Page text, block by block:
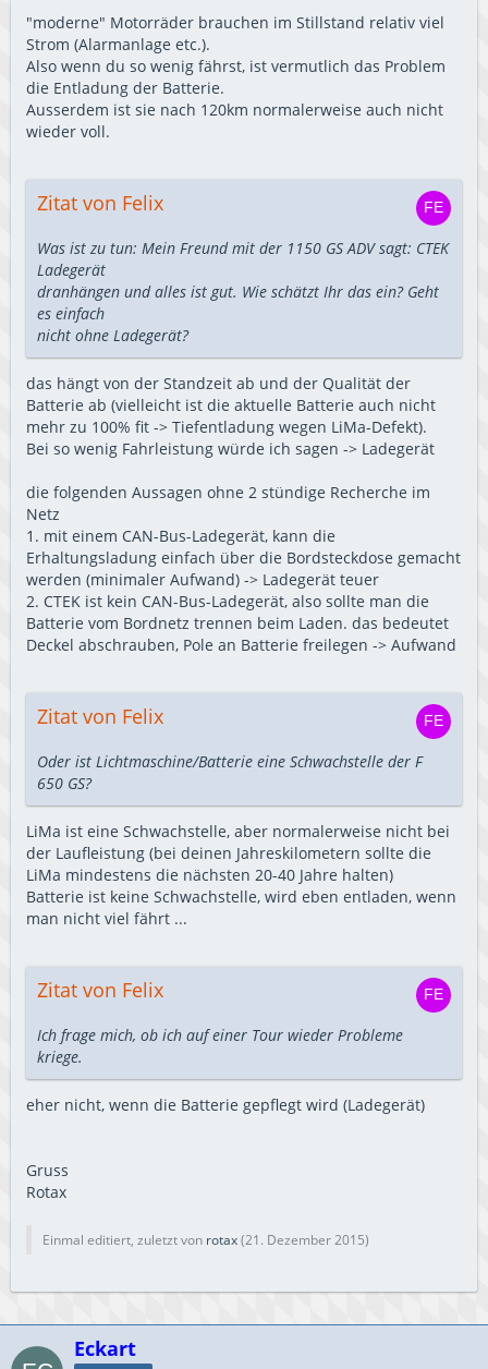
"moderne" Motorräder brauchen im Stillstand relativ viel
Strom (Alarmanlage etc.).
Also wenn du so wenig fährst, ist vermutlich das Problem
die Entladung der Batterie.
Ausserdem ist sie nach 120km normalerweise auch nicht
wieder voll.
Zitat von Felix
Was ist zu tun: Mein Freund mit der 1150 GS ADV sagt: CTEK
Ladegerät
dranhängen und alles ist gut. Wie schätzt Ihr das ein? Geht
es einfach
nicht ohne Ladegerät?
das hängt von der Standzeit ab und der Qualität der
Batterie ab (vielleicht ist die aktuelle Batterie auch nicht
mehr zu 100% fit -> Tiefentladung wegen LiMa-Defekt).
Bei so wenig Fahrleistung würde ich sagen -> Ladegerät
die folgenden Aussagen ohne 2 stündige Recherche im
Netz
1. mit einem CAN-Bus-Ladegerät, kann die
Erhaltungsladung einfach über die Bordsteckdose gemacht
werden (minimaler Aufwand) -> Ladegerät teuer
2. CTEK ist kein CAN-Bus-Ladegerät, also sollte man die
Batterie vom Bordnetz trennen beim Laden. das bedeutet
Deckel abschrauben, Pole an Batterie freilegen -> Aufwand
Zitat von Felix
Oder ist Lichtmaschine/Batterie eine Schwachstelle der F
650 GS?
LiMa ist eine Schwachstelle, aber normalerweise nicht bei
der Laufleistung (bei deinen Jahreskilometern sollte die
LiMa mindestens die nächsten 20-40 Jahre halten)
Batterie ist keine Schwachstelle, wird eben entladen, wenn
man nicht viel fährt ...
Zitat von Felix
Ich frage mich, ob ich auf einer Tour wieder Probleme
kriege.
eher nicht, wenn die Batterie gepflegt wird (Ladegerät)
Gruss
Rotax
Einmal editiert, zuletzt von rotax(21. Dezember 2015)
Eckart